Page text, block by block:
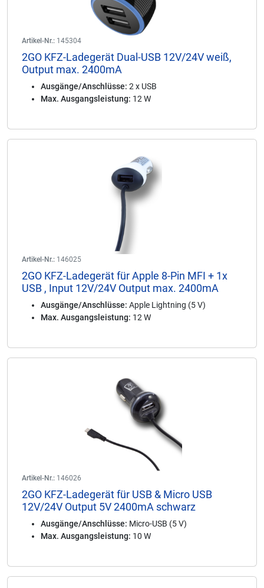
Artikel-Nr.: 145304
2GO KFZ-Ladegerät Dual-USB 12V/24V weiß,
Output max. 2400mA
Ausgänge/Anschlüsse: 2 x USB
Max. Ausgangsleistung: 12 W
Artikel-Nr.: 146025
2GO KFZ-Ladegerät für Apple 8-Pin MFI + 1x
USB , Input 12V/24V Output max. 2400mA
Ausgänge/Anschlüsse: Apple Lightning (5 V)
Max. Ausgangsleistung: 12 W
Artikel-Nr.: 146026
2GO KFZ-Ladegerät für USB & Micro USB
12V/24V Output 5V 2400mA schwarz
Ausgänge/Anschlüsse: Micro-USB (5 V)
Max. Ausgangsleistung: 10 W